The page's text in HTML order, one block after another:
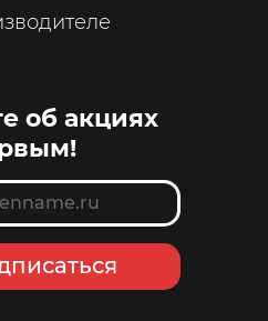
об акциях